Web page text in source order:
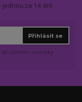
jednou za 14 dní.
Přihlásit se
za účelem rozesílky